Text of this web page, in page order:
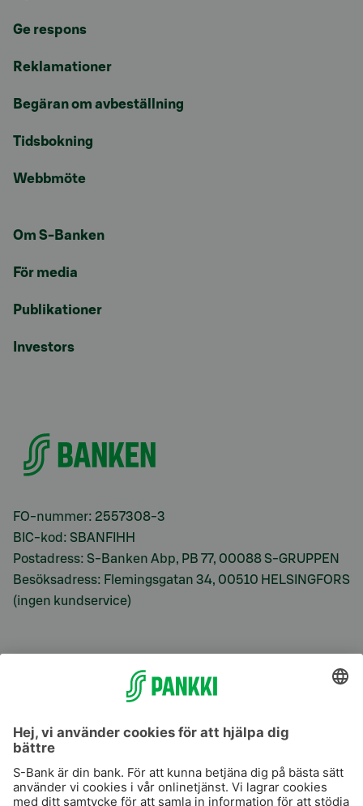
Ge respons
Reklamationer
Begäran om avbeställning
Tidsbokning
Webbmöte
Om S-Banken
För media
Publikationer
Investors
FO-nummer: 2557308-3
BIC-kod: SBANFIHH
Postadress: S-Banken Abp, PB 77, 00088 S-GRUPPEN
Besöksadress: Flemingsgatan 34, 00510 HELSINGFORS
(ingen kundservice)
S-Prime